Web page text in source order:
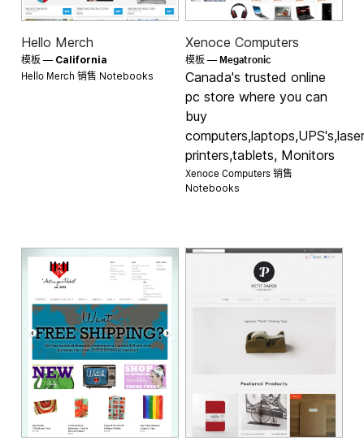
Hello Merch
模板 — California
Hello Merch 销售 Notebooks
Xenoce Computers
模板 — Megatronic
Canada's trusted online
pc store where you can
buy
computers,laptops,UPS's,laser
printers,tablets, Monitors
Xenoce Computers 销售
Notebooks